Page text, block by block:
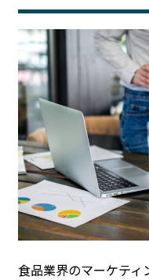
食品業界のマーケティ